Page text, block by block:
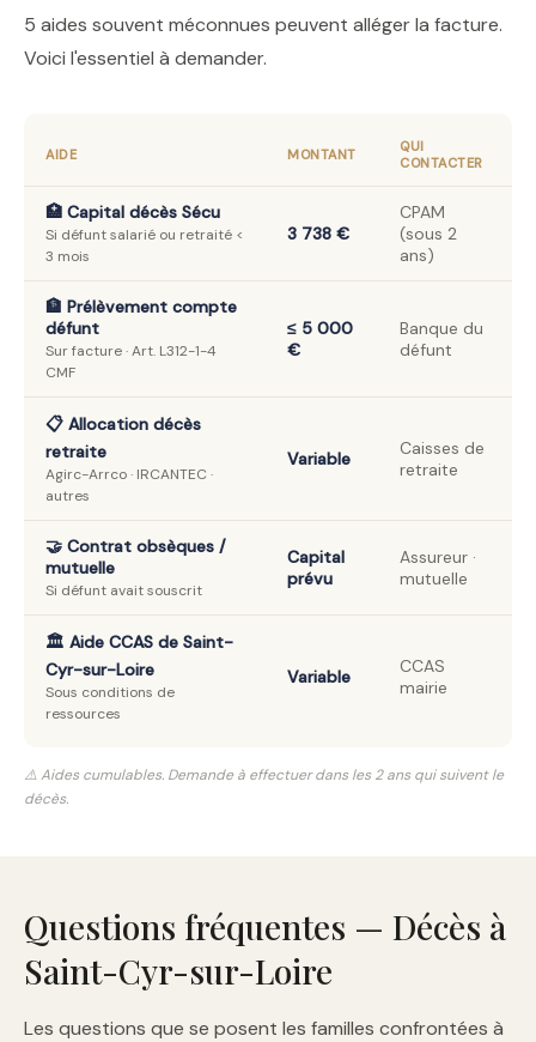
5 aides souvent méconnues peuvent alléger la facture.
Voici l'essentiel à demander.
AIDE MONTANT
QUI
CONTACTER
🏥 Capital décès Sécu
Si défunt salarié ou retraité <
3 mois
3 738 €
CPAM
(sous 2
ans)
🏦 Prélèvement compte
défunt
Sur facture · Art. L312-1-4
CMF
≤ 5 000
€
Banque du
défunt
📋 Allocation décès
retraite
Agirc-Arrco · IRCANTEC ·
autres
Variable
Caisses de
retraite
🤝 Contrat obsèques /
mutuelle
Si défunt avait souscrit
Capital
prévu
Assureur ·
mutuelle
🏛️ Aide CCAS de Saint-
Cyr-sur-Loire
Sous conditions de
ressources
Variable
CCAS
mairie
⚠️ Aides cumulables. Demande à effectuer dans les 2 ans qui suivent le
décès.
Questions fréquentes — Décès à
Saint-Cyr-sur-Loire
Les questions que se posent les familles confrontées à